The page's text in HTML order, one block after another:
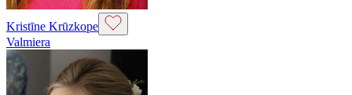
Kristīne Krūzkope
Valmiera